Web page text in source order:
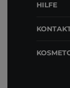
HILFE